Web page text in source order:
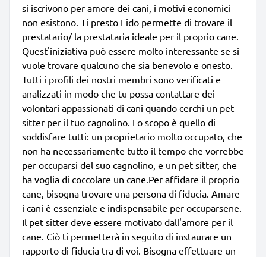
si iscrivono per amore dei cani, i motivi economici
non esistono. Ti presto Fido permette di trovare il
prestatario/ la prestataria ideale per il proprio cane.
Quest'iniziativa può essere molto interessante se si
vuole trovare qualcuno che sia benevolo e onesto.
Tutti i profili dei nostri membri sono verificati e
analizzati in modo che tu possa contattare dei
volontari appassionati di cani quando cerchi un pet
sitter per il tuo cagnolino. Lo scopo è quello di
soddisfare tutti: un proprietario molto occupato, che
non ha necessariamente tutto il tempo che vorrebbe
per occuparsi del suo cagnolino, e un pet sitter, che
ha voglia di coccolare un cane.Per affidare il proprio
cane, bisogna trovare una persona di fiducia. Amare
i cani è essenziale e indispensabile per occuparsene.
Il pet sitter deve essere motivato dall'amore per il
cane. Ciò ti permetterà in seguito di instaurare un
rapporto di fiducia tra di voi. Bisogna effettuare un